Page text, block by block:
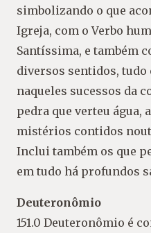
simbolizando o que
Igreja, com o Verbo
Santíssima, e também
diversos sentidos,
naqueles sucessos da
pedra que verteu água,
mistérios contidos
Inclui também os que
em tudo há profundos
Deuteronômio
151.0 Deuteronômio é